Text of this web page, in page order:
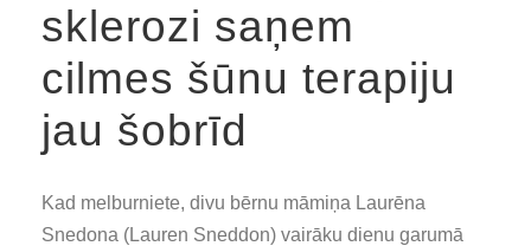
sklerozi saņem
cilmes šūnu terapiju
jau šobrīd
Kad melburniete, divu bērnu māmiņa Laurēna
Snedona (Lauren Sneddon) vairāku dienu garumā